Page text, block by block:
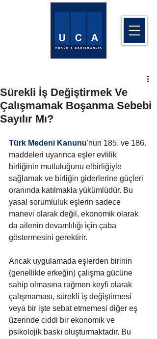
Sürekli İş Değiştirmek Ve
Çalışmamak Boşanma Sebebi
Sayılır Mı?
Türk Medeni Kanunu'nun 185. ve 186.
maddeleri uyarınca eşler evlilik
birliğinin mutluluğunu elbirliğiyle
sağlamak ve birliğin giderlerine güçleri
oranında katılmakla yükümlüdür. Bu
yasal sorumluluk eşlerin sadece
manevi olarak değil, ekonomik olarak
da ailenin devamlılığı için çaba
göstermesini gerektirir.
Ancak uygulamada eşlerden birinin
(genellikle erkeğin) çalışma gücüne
sahip olmasına rağmen keyfi olarak
çalışmaması, sürekli iş değiştirmesi
veya bir işte sebat etmemesi diğer eş
üzerinde ciddi bir ekonomik ve
psikolojik baskı oluşturmaktadır. Bu